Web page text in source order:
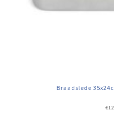
Braadslede
€